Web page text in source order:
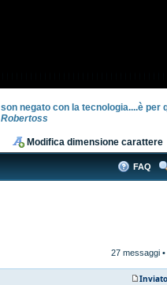
son negato con la tecnologia....è per
Robertoss
Modifica dimensione carattere
FAQ
27 messaggi •